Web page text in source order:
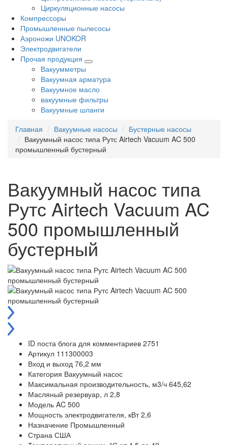
Циркуляционные насосы
Компрессоры
Промышленные пылесосы
Аэроножи UNOKOR
Электродвигатели
Прочая продукция
Вакуумметры
Вакуумная арматура
Вакуумное масло
вакуумные фильтры
Вакуумные шланги
Главная
Вакуумные насосы
Бустерные насосы
Вакуумный насос типа Рутс Airtech Vacuum AC 500
промышленный бустерный
Вакуумный насос типа
Рутс Airtech Vacuum AC
500 промышленный
бустерный
ID поста блога для комментариев 2751
Артикул 111300003
Вход и выход 76,2 мм
Категория Вакуумный насос
Максимальная производительность, м3/ч 645,62
Масляный резервуар, л 2,8
Модель AC 500
Мощность электродвигателя, кВт 2,6
Назначение Промышленный
Страна США